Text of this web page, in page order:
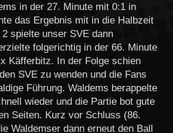
in der 27. Minute mit 0:1 in
das Ergebnis mit in die Halbzeit
spielte unser SVE dann
folgerichtig in der 66. Minute
Käfferbitz. In der Folge schien
SVE zu wenden und die Fans
Führung. Waldems berappelte
wieder und die Partie bot gute
Seiten. Kurz vor Schluss (86.
Waldemser dann erneut den Ball